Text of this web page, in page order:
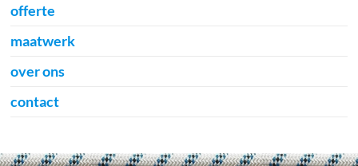
offerte
maatwerk
over ons
contact